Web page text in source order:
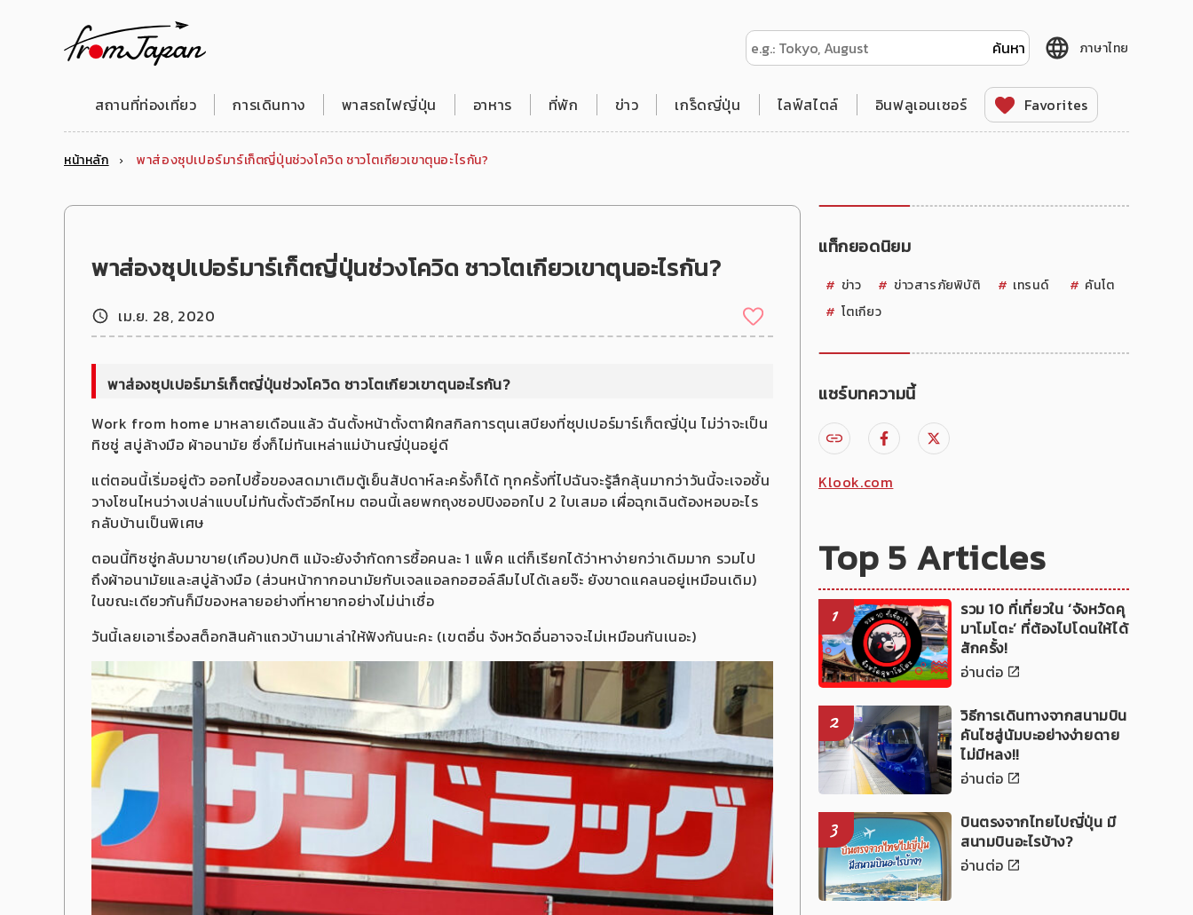
ภาษาไทย
สถานที่ท่องเที่ยว การเดินทาง พาสรถไฟญี่ปุ่น อาหาร ที่พัก ข่าว เกร็ดญี่ปุ่น ไลฟ์สไตล์ อินฟลูเอนเซอร์ Favorites
หน้าหลัก พาส่องซุปเปอร์มาร์เก็ตญี่ปุ่นช่วงโควิด ชาวโตเกียวเขาตุนอะไรกัน?
พาส่องซุปเปอร์มาร์เก็ตญี่ปุ่นช่วงโควิด ชาวโตเกียวเขาตุนอะไรกัน?
เม.ย. 28, 2020
พาส่องซุปเปอร์มาร์เก็ตญี่ปุ่นช่วงโควิด ชาวโตเกียวเขาตุนอะไรกัน?
Work from home มาหลายเดือนแล้ว ฉันตั้งหน้าตั้งตาฝึกสกิลการตุนเสบียงที่ซุปเปอร์มาร์เก็ตญี่ปุ่น ไม่ว่าจะเป็น
ทิชชู่ สบู่ล้างมือ ผ้าอนามัย ซึ่งก็ไม่ทันเหล่าแม่บ้านญี่ปุ่นอยู่ดี
แต่ตอนนี้เริ่มอยู่ตัว ออกไปซื้อของสดมาเติมตู้เย็นสัปดาห์ละครั้งก็ได้ ทุกครั้งที่ไปฉันจะรู้สึกลุ้นมากว่าวันนี้จะเจอชั้น
วางโซนไหนว่างเปล่าแบบไม่ทันตั้งตัวอีกไหม ตอนนี้เลยพกถุงชอปปิงออกไป 2 ใบเสมอ เผื่อฉุกเฉินต้องหอบอะไร
กลับบ้านเป็นพิเศษ
ตอนนี้ทิชชู่กลับมาขาย(เกือบ)ปกติ แม้จะยังจำกัดการซื้อคนละ 1 แพ็ค แต่ก็เรียกได้ว่าหาง่ายกว่าเดิมมาก รวมไป
ถึงผ้าอนามัยและสบู่ล้างมือ (ส่วนหน้ากากอนามัยกับเจลแอลกอฮอล์ลืมไปได้เลยจ๊ะ ยังขาดแคลนอยู่เหมือนเดิม)
ในขณะเดียวกันก็มีของหลายอย่างที่หายากอย่างไม่น่าเชื่อ
วันนี้เลยเอาเรื่องสต็อกสินค้าแถวบ้านมาเล่าให้ฟังกันนะคะ (เขตอื่น จังหวัดอื่นอาจจะไม่เหมือนกันเนอะ)
แท็กยอดนิยม
ข่าว ข่าวสารภัยพิบัติ เทรนด์
คันโต
โตเกียว
แชร์บทความนี้
Klook.com
Top 5 Articles
1
รวม 10 ที่เที่ยวใน ‘จังหวัดคุ
มาโมโตะ’ ที่ต้องไปโดนให้ได้
สักครั้ง!
อ่านต่อ
2
วิธีการเดินทางจากสนามบิน
คันไซสู่นัมบะอย่างง่ายดาย
ไม่มีหลง!!
อ่านต่อ
3
บินตรงจากไทยไปญี่ปุ่น มี
สนามบินอะไรบ้าง?
อ่านต่อ